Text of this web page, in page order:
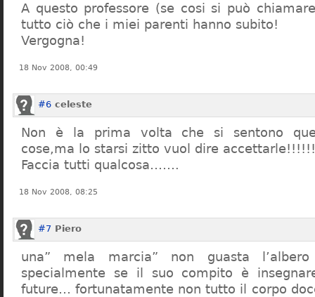
A questo professore (se cosi si può
tutto ciò che i miei parenti hanno subito!
Vergogna!
18 Nov 2008, 00:49
#6 celeste
Non è la prima volta che si sentono
cose,ma lo starsi zitto vuol dire accettarle!!!!!!
Faccia tutti qualcosa…….
18 Nov 2008, 08:25
#7 Piero
una” mela marcia” non guasta
specialmente se il suo compito è
future… fortunatamente non tutto il corpo